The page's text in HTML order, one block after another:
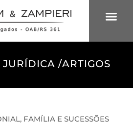
JURÍDICA /ARTIGOS
FAMÍLIA E SUCESSÕES